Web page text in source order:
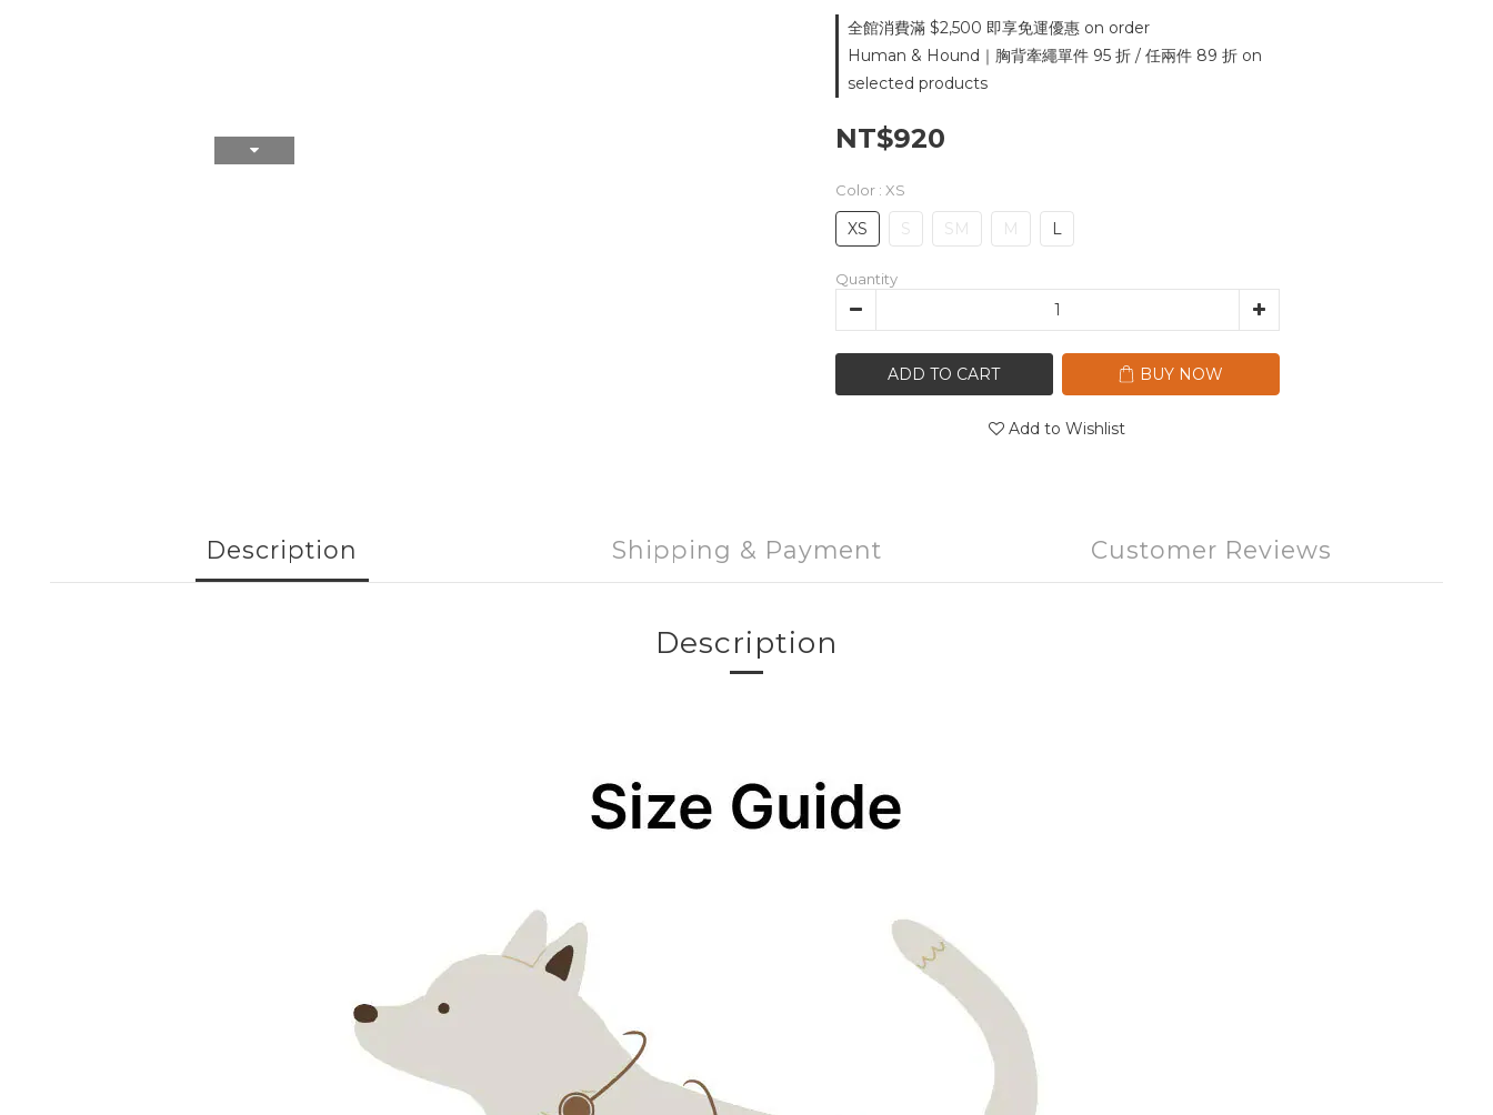
全館消費滿 $2,500 即享免運優惠 on order
Human & Hound｜胸背牽繩單件 95 折 / 任兩件 89 折 on
selected products
NT$920
Color : XS
XS S SM M L
Quantity
ADD TO CART BUY NOW
Add to Wishlist
Description Shipping & Payment Customer Reviews
Description